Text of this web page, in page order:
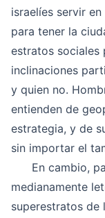
israelíes servir
para tener la
estratos sociales
inclinaciones
y quien no.
entienden de
estrategia, y de
sin importar el
En cambio,
medianamente
superestratos de